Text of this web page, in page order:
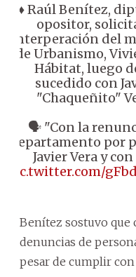
♦️ Raúl Benítez,
opositor,
interperación del
de Urbanismo,
Hábitat, luego
sucedido con
"Chaqueñito"
🗣️ "Con la
departamento por
Javier Vera y
pic.twitter.com/
Benítez sostuvo que
denuncias de
pesar de cumplir